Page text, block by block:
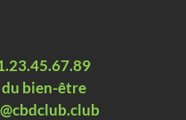
du bien-être